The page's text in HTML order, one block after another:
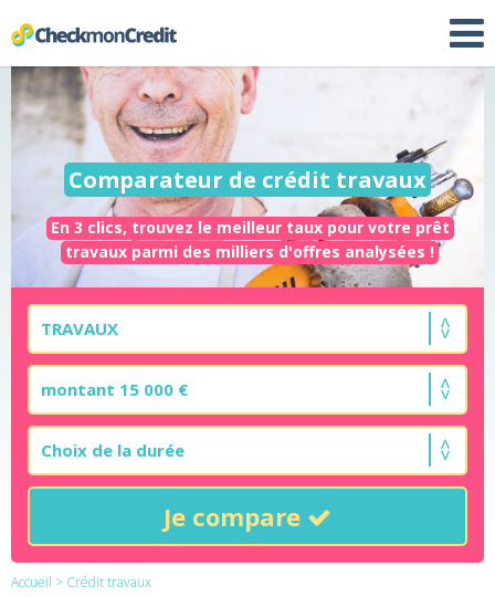
Comparateur de crédit travaux
En 3 clics, trouvez le meilleur taux pour votre prêt
travaux parmi des milliers d'offres analysées !
Je compare
Accueil > Crédit travaux